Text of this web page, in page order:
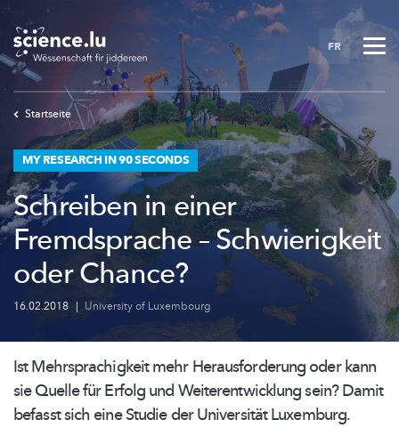
Skip
main
content
FR
Startseite
MY RESEARCH IN 90 SECONDS
Schreiben in einer
Fremdsprache – Schwierigkeit
oder Chance?
16.02.2018 | University of Luxembourg
IstMehrsprachigkeitmehr Herausforderung oder kann
sie Quelle für Erfolg und Weiterentwicklungsein? Damit
befasst sich eine Studie der Universität Luxemburg.